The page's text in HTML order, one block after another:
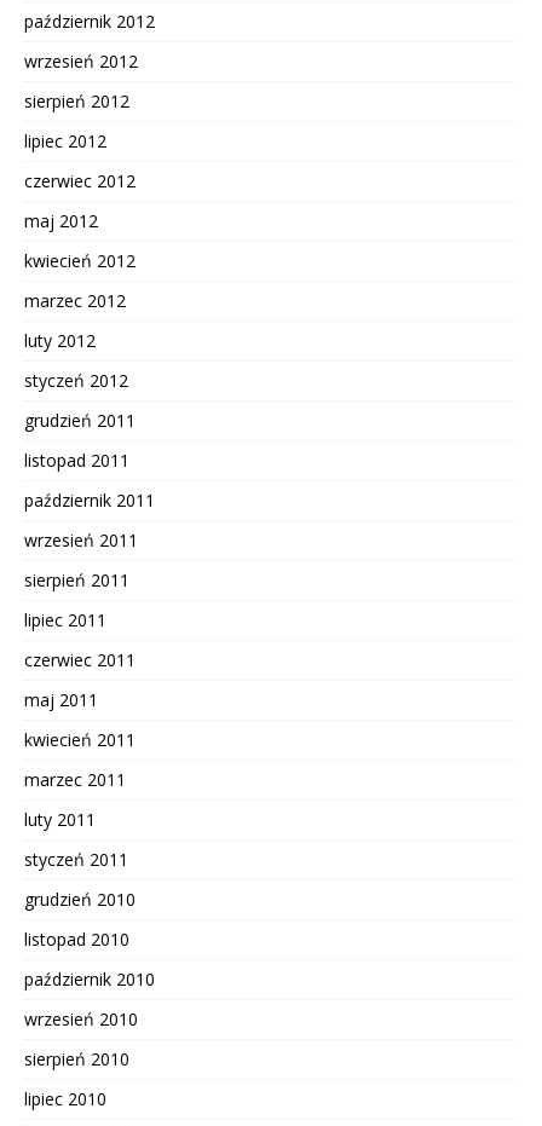
październik 2012
wrzesień 2012
sierpień 2012
lipiec 2012
czerwiec 2012
maj 2012
kwiecień 2012
marzec 2012
luty 2012
styczeń 2012
grudzień 2011
listopad 2011
październik 2011
wrzesień 2011
sierpień 2011
lipiec 2011
czerwiec 2011
maj 2011
kwiecień 2011
marzec 2011
luty 2011
styczeń 2011
grudzień 2010
listopad 2010
październik 2010
wrzesień 2010
sierpień 2010
lipiec 2010